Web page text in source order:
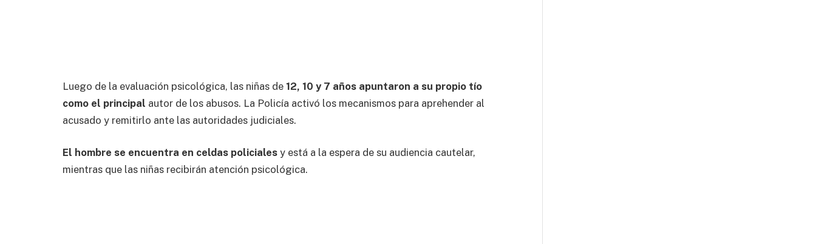
Luego de la evaluación psicológica, las niñas de 12, 10 y 7 años apuntaron a su propio tío
como el principal autor de los abusos. La Policía activó los mecanismos para aprehender al
acusado y remitirlo ante las autoridades judiciales.
El hombre se encuentra en celdas policiales y está a la espera de su audiencia cautelar,
mientras que las niñas recibirán atención psicológica.